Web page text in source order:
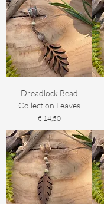
Dreadlock Bead
Collection Leaves
Prijs
€ 14,50